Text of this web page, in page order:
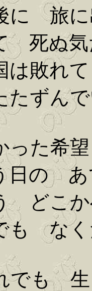
旅に
ぬ気
敗れて
ずんで
た希望
の あ
こか
なく
も 生